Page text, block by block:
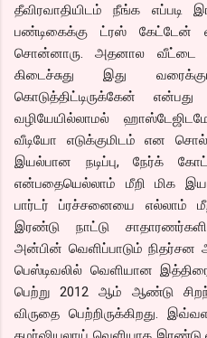
தீவிரவாதியிடம் நீங்க எப்படி
பண்டிகைக்கு ட்ரஸ் கேட்டேன்
சொன்னாரு. அதனால வீட்டை
கிடைச்சுது இது
கொடுத்திட்டிருக்கேன்
வழியேயில்லாமல்
வீடியோ எடுக்குமிடம் என
இயல்பான நடிப்பு, நேர்க்
என்பதையெல்லாம் மீறி மிக
பார்டர் ப்ரச்சனையை எல்லாம்
இரண்டு நாட்டு
அன்பின் வெளிப்பாடும் நிதர்சன
பெஸ்டிவலில் வெளியான
பெற்று 2012 ஆம் ஆண்டு
விருதை பெற்றிருக்கிறது.